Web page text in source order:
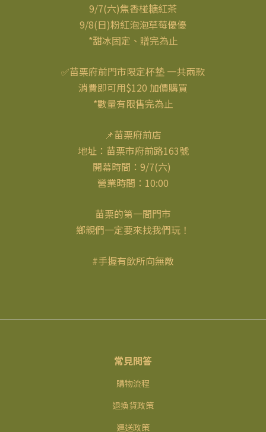
9/7(六)焦香椪糖紅茶
9/8(日)粉紅泡泡草莓優優
*甜冰固定、贈完為止
✅苗栗府前門市限定杯墊 一共兩款
消費即可用$120 加價購買
*數量有限售完為止
📌苗栗府前店
地址：苗栗市府前路163號
開幕時間：9/7(六)
營業時間：10:00
苗栗的第一間門市
鄉親們一定要來找我們玩！
#手握有飲所向無敵
常見問答
購物流程
退換貨政策
運送政策